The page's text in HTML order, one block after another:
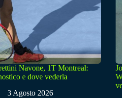
Navone, 1T Montreal:
e dove vederla
3 Agosto 2026